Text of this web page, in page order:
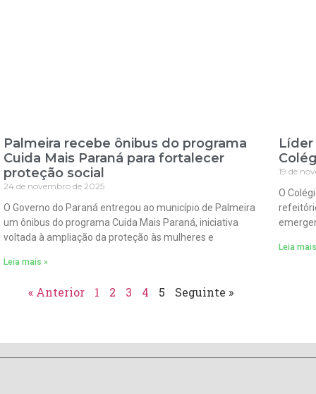
Palmeira recebe ônibus do programa
Cuida Mais Paraná para fortalecer
proteção social
24 de novembro de 2025
O Governo do Paraná entregou ao município de Palmeira
um ônibus do programa Cuida Mais Paraná, iniciativa
voltada à ampliação da proteção às mulheres e
Leia mais »
Líder
19 de
O
Leia
« Anterior 1 2 3 4 5 Seguinte »